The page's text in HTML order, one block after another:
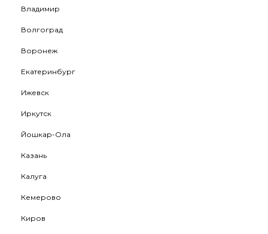
Владимир
Волгоград
Воронеж
Екатеринбург
Ижевск
Иркутск
Йошкар-Ола
Казань
Калуга
Кемерово
Киров